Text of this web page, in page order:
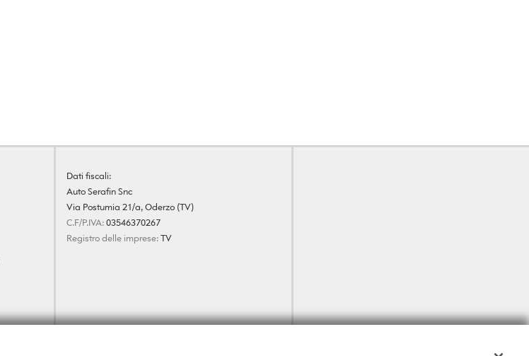
Dati fiscali:
Auto Serafin Snc
Via Postumia 21/a, Oderzo (TV)
C.F/P.IVA:03546370267
Registro delle imprese:TV